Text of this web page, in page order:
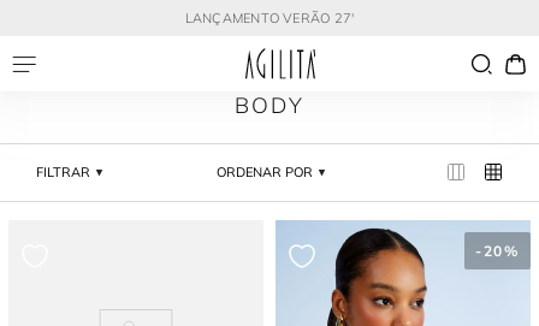
LANÇAMENTO VERÃO 27'
BODY
FILTRAR ORDENAR POR
-20%